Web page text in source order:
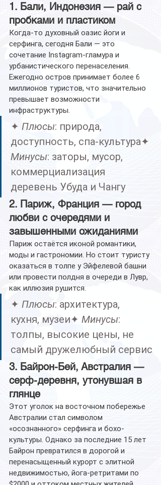
1. Бали, Индонезия — рай с
пробками и пластиком
Когда-то духовный оазис йоги и
серфинга, сегодня Бали — это
сочетание Instagram-гламура и
урбанистического перенаселения.
Ежегодно остров принимает более 6
миллионов туристов, что значительно
превышает возможности
инфраструктуры.
✦ Плюсы: природа,
доступность, спа-культура✦
Минусы: заторы, мусор,
коммерциализация
деревень Убуда и Чангу
2. Париж, Франция — город
любви с очередями и
завышенными ожиданиями
Париж остаётся иконой романтики,
моды и гастрономии. Но стоит туристу
оказаться в толпе у Эйфелевой башни
или провести полдня в очереди в Лувр,
как иллюзия рушится.
✦ Плюсы: архитектура,
кухня, музеи✦ Минусы:
толпы, высокие цены, не
самый дружелюбный сервис
3. Байрон-Бей, Австралия —
серф-деревня, утонувшая в
глянце
Этот уголок на восточном побережье
Австралии стал символом
«осознанного» серфинга и бохо-
культуры. Однако за последние 15 лет
Байрон превратился в дорогой и
перенасыщенный курорт с элитной
недвижимостью, йога-ретритами по